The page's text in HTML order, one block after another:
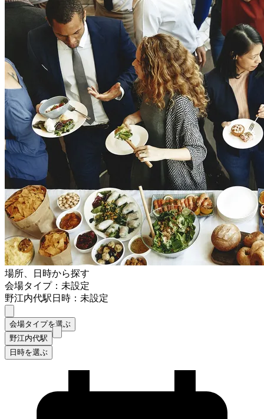
場所、日時から探す
会場タイプ：未設定
野江内代駅日時：未設定
会場タイプを選ぶ
野江内代駅
日時を選ぶ